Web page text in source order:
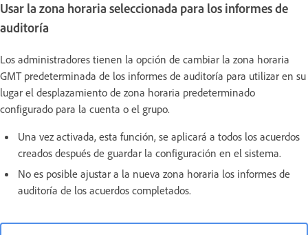
Usar la zona horaria seleccionada para los informes de
auditoría
Los administradores tienen la opción de cambiar la zona horaria
GMT predeterminada de los informes de auditoría para utilizar en su
lugar el desplazamiento de zona horaria predeterminado
configurado para la cuenta o el grupo.
Una vez activada, esta función, se aplicará a todos los acuerdos
creados después de guardar la configuración en el sistema.
No es posible ajustar a la nueva zona horaria los informes de
auditoría de los acuerdos completados.